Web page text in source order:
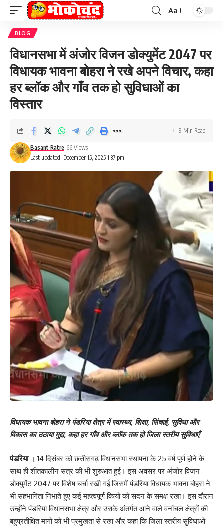
Font
Aa
BLOG
विधानसभा में अंजोर विजन डोक्युमेंट 2047 पर
विधायक भावना बोहरा ने रखे अपने विचार, कहा
हर ब्लॉक और गाँव तक हो सुविधाओं का
विस्तार
Last updated: December 15, 2025 1:37 pm
Basant Ratre 66 Views
9 Min Read
विधायक भावना बोहरा ने पंडरिया क्षेत्र में स्वास्थ्य, शिक्षा, सिंचाई, सुविधा और
विकास का उठाया मुद्दा, कहा हर गाँव और ब्लॉक तक हो जिला स्तरीय सुविधाएँ
पंडरिया। 14 दिसंबर को छत्तीसगढ़ विधानसभा स्थापना के 25 वर्ष पूर्ण होने के
साथ ही शीतकालीन सत्र की भी शुरुआत हुई। इस अवसर पर अंजोर विजन
डोक्युमेंट 2047 पर विशेष चर्चा रखी गई जिसमें पंडरिया विधायक भावना बोहरा ने
भी सहभागिता निभाते हुए कई महत्वपूर्ण विषयों को सदन के समक्ष रखा। इस दौरान
उन्होंने पंडरिया विधानसभा क्षेत्र और उसके अंतर्गत आने वाले वनांचल क्षेत्रों की
बहुप्रतीक्षित मांगों को भी प्रमुखता से रखा और कहा कि जिला स्तरीय सुविधाओं